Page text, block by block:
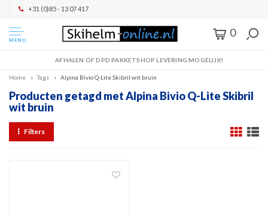
+31 (0)85 - 13 07 417
MENU
0
AFHALEN OF DPD PAKKETSHOP LEVERING MOGELIJK!
Home Tags Alpina Bivio Q-Lite Skibril wit bruin
Producten getagd met Alpina Bivio Q-Lite Skibril
wit bruin
Filters